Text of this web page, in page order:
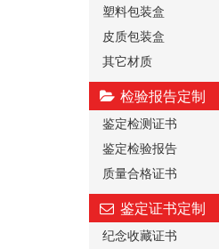
塑料包装盒
皮质包装盒
其它材质
检验报告定制
鉴定检测证书
鉴定检验报告
质量合格证书
鉴定证书定制
纪念收藏证书